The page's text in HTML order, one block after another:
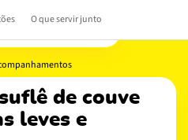
leves e
O que servir junto